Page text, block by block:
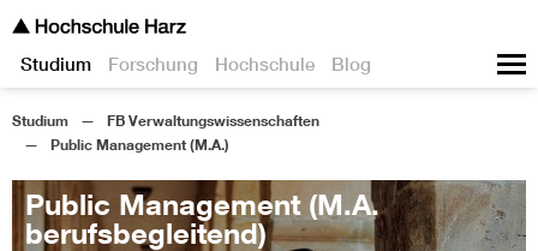
Studium Forschung Hochschule Blog
Studium
FB Verwaltungswissenschaften
Public Management (M.A.)
Public Management (M.A.
berufsbegleitend)